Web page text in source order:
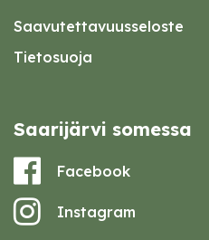
Saavutettavuusseloste
Tietosuoja
Saarijärvi somessa
Facebook
Instagram